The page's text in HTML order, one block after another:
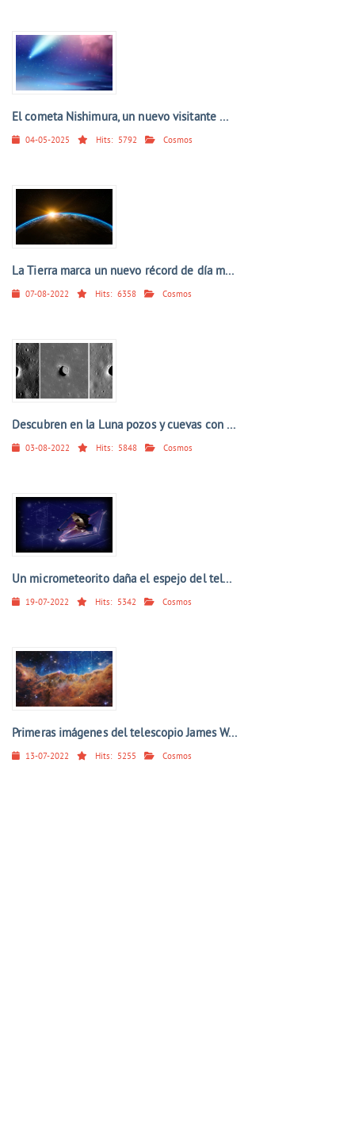
El cometa Nishimura, un nuevo visitante ...
04-05-2025 Hits: 5792 Cosmos
La Tierra marca un nuevo récord de día m...
07-08-2022 Hits: 6358 Cosmos
Descubren en la Luna pozos y cuevas con ...
03-08-2022 Hits: 5848 Cosmos
Un micrometeorito daña el espejo del tel...
19-07-2022 Hits: 5342 Cosmos
Primeras imágenes del telescopio James W...
13-07-2022 Hits: 5255 Cosmos